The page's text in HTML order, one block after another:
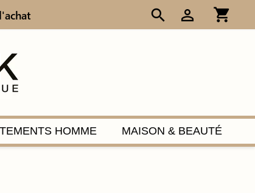
search person_outline shopping_cart
HOMME MAISON & BEAUTÉ